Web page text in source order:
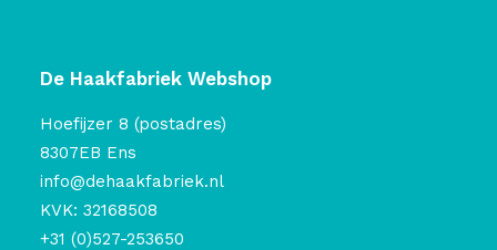
De Haakfabriek Webshop
Hoefijzer 8 (postadres)
8307EB Ens
info@dehaakfabriek.nl
KVK: 32168508
+31 (0)527-253650